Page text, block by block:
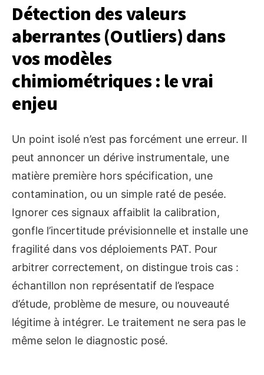
Détection des valeurs
aberrantes (Outliers) dans
vos modèles
chimiométriques : le vrai
enjeu
Un point isolé n’est pas forcément une erreur. Il
peut annoncer un dérive instrumentale, une
matière première hors spécification, une
contamination, ou un simple raté de pesée.
Ignorer ces signaux affaiblit la calibration,
gonfle l’incertitude prévisionnelle et installe une
fragilité dans vos déploiements PAT. Pour
arbitrer correctement, on distingue trois cas :
échantillon non représentatif de l’espace
d’étude, problème de mesure, ou nouveauté
légitime à intégrer. Le traitement ne sera pas le
même selon le diagnostic posé.